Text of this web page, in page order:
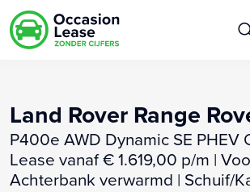
Land Rover Range
P400e AWD Dynamic SE PHEV
Lease vanaf € 1.619,00 p/m | Voorstoelen /
Achterbank verwarmd | Schuif/